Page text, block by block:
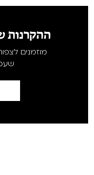
ההקרנות
מוזמנים